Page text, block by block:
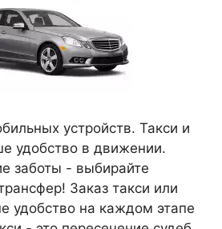
устройств. Такси и
удобство в движении.
заботы - выбирайте
Заказ такси или
удобство на каждом этапе